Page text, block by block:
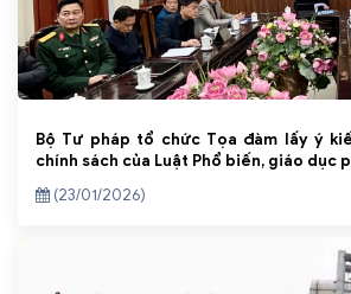
Bộ Tư pháp tổ chức Tọa đàm lấy ý
chính sách của Luật Phổ biến, giáo dục
(23/01/2026)